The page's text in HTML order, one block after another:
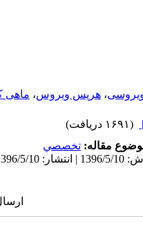
، هرپس ویروس، ماهی
(۱۶۹۱ دریافت)
مقاله: تخصصي